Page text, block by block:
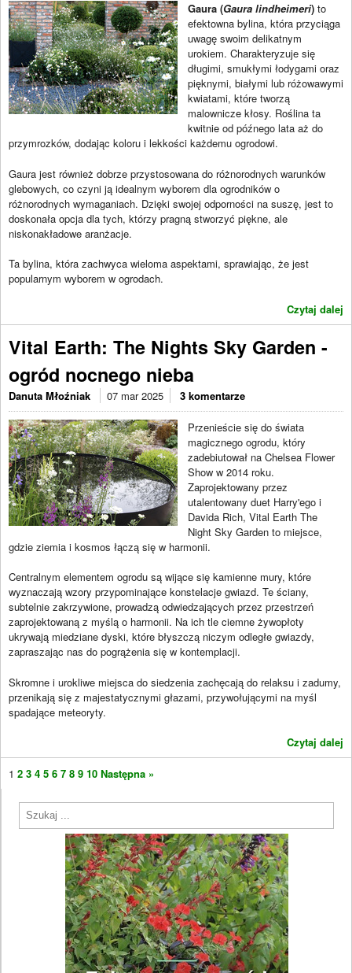
Gaura (Gaura lindheimeri) to
efektowna bylina, która przyciąga
uwagę swoim delikatnym
urokiem. Charakteryzuje się
długimi, smukłymi łodygami oraz
pięknymi, białymi lub różowawymi
kwiatami, które tworzą
malownicze kłosy. Roślina ta
kwitnie od późnego lata aż do
przymrozków, dodając koloru i lekkości każdemu ogrodowi.
Gaura jest również dobrze przystosowana do różnorodnych warunków
glebowych, co czyni ją idealnym wyborem dla ogrodników o
różnorodnych wymaganiach. Dzięki swojej odporności na suszę, jest to
doskonała opcja dla tych, którzy pragną stworzyć piękne, ale
niskonakładowe aranżacje.
Ta bylina, która zachwyca wieloma aspektami, sprawiając, że jest
popularnym wyborem w ogrodach.
Czytaj dalej
Vital Earth: The Nights Sky Garden -
ogród nocnego nieba
Danuta Młoźniak 07 mar 2025 3 komentarze
Przenieście się do świata
magicznego ogrodu, który
zadebiutował na Chelsea Flower
Show w 2014 roku.
Zaprojektowany przez
utalentowany duet Harry'ego i
Davida Rich, Vital Earth The
Night Sky Garden to miejsce,
gdzie ziemia i kosmos łączą się w harmonii.
Centralnym elementem ogrodu są wijące się kamienne mury, które
wyznaczają wzory przypominające konstelacje gwiazd. Te ściany,
subtelnie zakrzywione, prowadzą odwiedzających przez przestrzeń
zaprojektowaną z myślą o harmonii. Na ich tle ciemne żywopłoty
ukrywają miedziane dyski, które błyszczą niczym odległe gwiazdy,
zapraszając nas do pogrążenia się w kontemplacji.
Skromne i urokliwe miejsca do siedzenia zachęcają do relaksu i zadumy,
przenikają się z majestatycznymi głazami, przywołującymi na myśl
spadające meteoryty.
Czytaj dalej
1 2 3 4 5 6 7 8 9 10 Następna »